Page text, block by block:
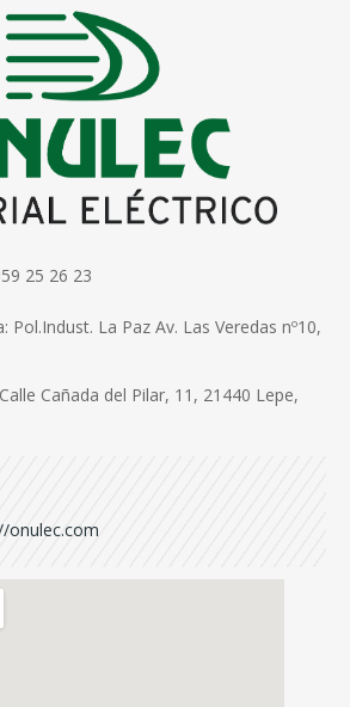
25 26 23
Pol.Indust. La Paz Av. Las Veredas nº10,
Cañada del Pilar, 11, 21440 Lepe,